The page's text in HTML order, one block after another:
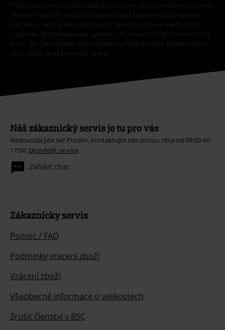
*Platí pouze online a kód je platný jen 4 týdny. Nelze kombinovat s jinými
slevovými kódy. Po vložení a potvrzení kódu bude sleva automaticky
odečtena z vašeho nákupního košíku. Nevztahuje se na média, knihy,
vstupenky, dárkové poukazy, produkty: Rammstein, (Till) Lindemann, Die
Ärzte, Die Toten Hosen, Feine Sahne Fischfilet, Broilers, Böhse Onkelz a
zboží, jehož koupí podpoříte nadaci.
Náš zákaznický servis je tu pro vás
Nedovolali jste se? Prosím, kontaktujte nás znovu: zítra od 09:00 do
17:00. Dozvědět se více
Zahájit chat
Zákaznícky servis
Pomoc / FAQ
Podmínky vracení zboží
Vrácení zboží
Všeobecné informace o velikostech
Zrušit členství v BSC